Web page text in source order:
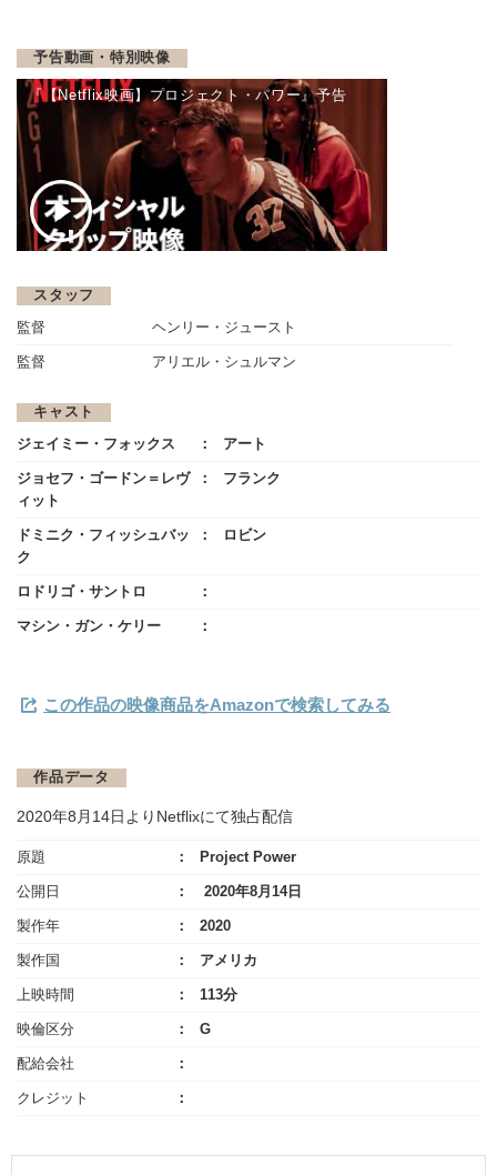
予告動画・特別映像
『【Netflix映画】プロジェクト・パワー』予告
スタッフ
監督 ヘンリー・ジュースト
監督 アリエル・シュルマン
キャスト
ジェイミー・フォックス アート
ジョセフ・ゴードン＝レヴ
ィット
フランク
ドミニク・フィッシュバッ
ク
ロビン
ロドリゴ・サントロ
マシン・ガン・ケリー
この作品の映像商品をAmazonで検索してみる
作品データ
2020年8月14日よりNetflixにて独占配信
原題 Project Power
公開日 2020年8月14日
製作年 2020
製作国 アメリカ
上映時間 113分
映倫区分 G
配給会社
クレジット